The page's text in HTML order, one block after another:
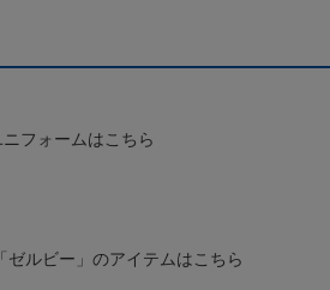
フォームはこちら
ゼルビー」のアイテムはこちら